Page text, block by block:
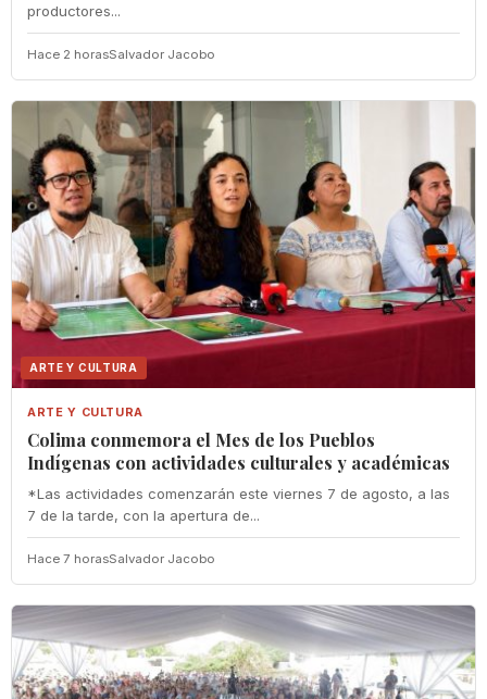
productores...
Hace 2 horasSalvador Jacobo
ARTE Y CULTURA
ARTE Y CULTURA
Colima conmemora el Mes de los Pueblos
Indígenas con actividades culturales y académicas
*Las actividades comenzarán este viernes 7 de agosto, a las
7 de la tarde, con la apertura de...
Hace 7 horasSalvador Jacobo